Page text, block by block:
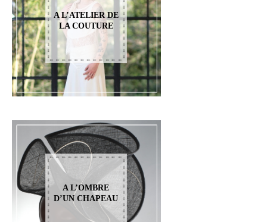
A L’ATELIER DE
LA COUTURE
A L’OMBRE
D’UN CHAPEAU